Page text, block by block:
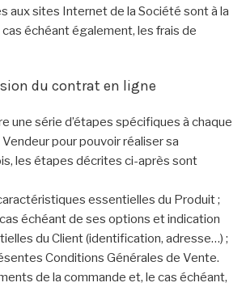
aux sites Internet de la Société sont à la
échéant également, les frais de
du contrat en ligne
une série d’étapes spécifiques à chaque
pour pouvoir réaliser sa
les étapes décrites ci-après sont
essentielles du Produit ;
échéant de ses options et indication
du Client (identification, adresse…) ;
Conditions Générales de Vente.
de la commande et, le cas échéant,